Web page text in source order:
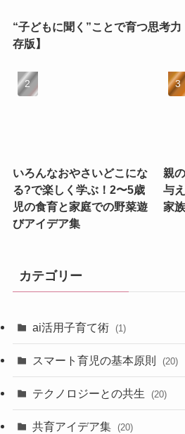
“子どもに聞く”ことで育つ思考
存版】
いろんなおやさいどこにな
る?で楽しく学ぶ！2〜5歳
児の食育と家庭での野菜遊
びアイデア集
親
与
家
カテゴリー
ai活用子育て術 (1)
スマート育児の基本原則 (20)
テクノロジーとの共生 (20)
共育アイデア集 (20)